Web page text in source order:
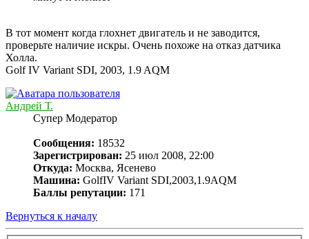
В тот момент когда глохнет двигатель и не заводится,
проверьте наличие искры. Очень похоже на отказ датчика
Холла.
Golf IV Variant SDI, 2003, 1.9 AQM
Андрей Т.
Супер Модератор
Сообщения: 18532
Зарегистрирован: 25 июл 2008, 22:00
Откуда: Москва, Ясенево
Машина: GolfIV Variant SDI,2003,1.9AQM
Баллы репутации: 171
Вернуться к началу